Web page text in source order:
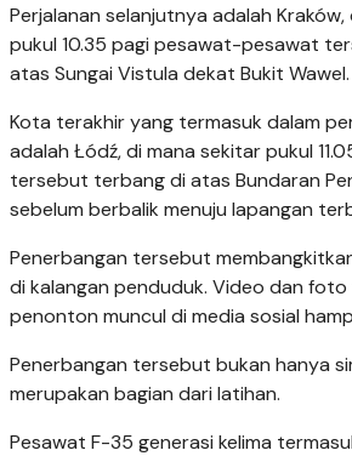
Perjalanan selanjutnya adalah
pukul 10.35 pagi pesawat-pesawat
atas Sungai Vistula dekat Bukit Wawel.
Kota terakhir yang termasuk dalam
adalah Łódź, di mana sekitar pukul
tersebut terbang di atas Bundaran
sebelum berbalik menuju lapangan
Penerbangan tersebut
di kalangan penduduk. Video dan foto
penonton muncul di media sosial
Penerbangan tersebut bukan hanya
merupakan bagian dari latihan.
Pesawat F-35 generasi kelima